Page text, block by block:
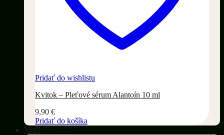
Pridať do wishlistu
Kvitok – Pleťové sérum Alantoín 10 ml
9,90 €
Pridať do košíka
Muži